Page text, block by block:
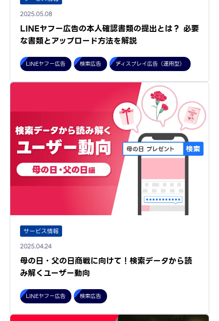
2025.05.08
LINEヤフー広告の本人確認書類の提出とは？ 必要
な書類とアップロード方法を解説
LINEヤフー広告 検索広告 ディスプレイ広告（運用型）
サービス情報
2025.04.24
母の日・父の日商戦に向けて！検索データから読
み解くユーザー動向
LINEヤフー広告 検索広告